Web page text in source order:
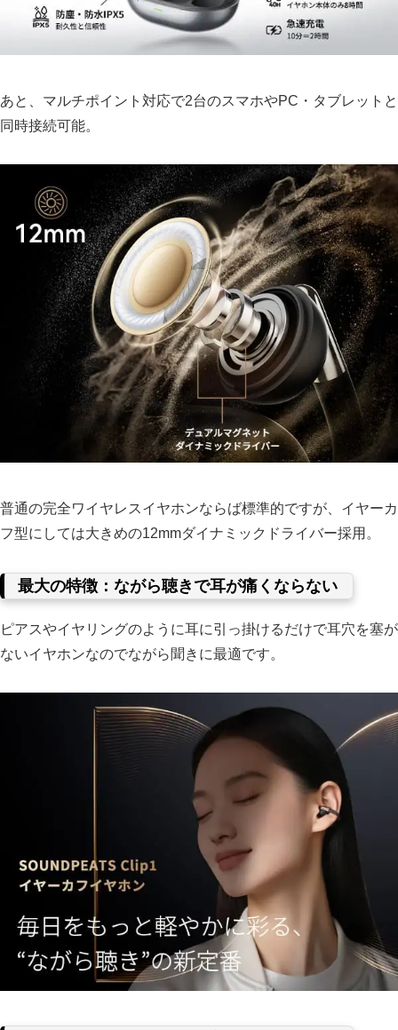
あと、マルチポイント対応で2台のスマホやPC・タブレットと
同時接続可能。
普通の完全ワイヤレスイヤホンならば標準的ですが、イヤーカ
フ型にしては大きめの12mmダイナミックドライバー採用。
最大の特徴：ながら聴きで耳が痛くならない
ピアスやイヤリングのように耳に引っ掛けるだけで耳穴を塞が
ないイヤホンなのでながら聞きに最適です。